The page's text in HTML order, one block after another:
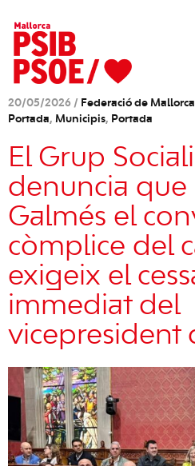
20/05/2026 / Federació de Mallorca
Portada, Municipis, Portada
El Grup
denuncia que
Galmés el
còmplice del
exigeix el
immediat del
vicepresident